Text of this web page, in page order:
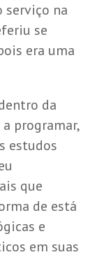
serviço na
se
era uma
da
programar,
estudos
que
de está
e
em suas